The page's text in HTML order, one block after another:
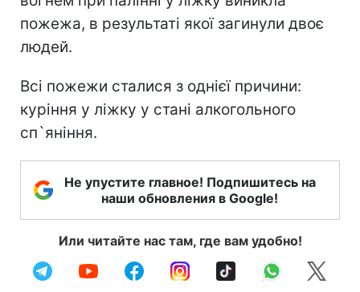
пожежа, в результаті якої загинули двоє
людей.
Всі пожежи сталися з однієї причини:
куріння у ліжку у стані алкогольного
сп`яніння.
Не упустите главное! Подпишитесь на
наши обновления в Google!
Или читайте нас там, где вам удобно!